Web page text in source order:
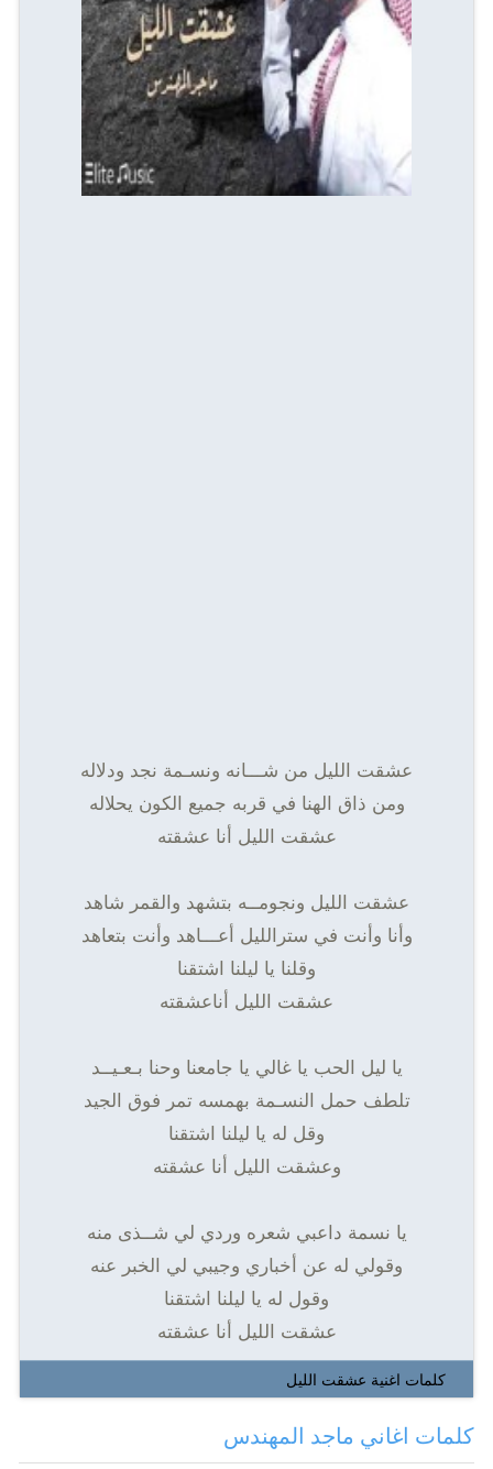
عشقت الليل من شـــانه ونسـمة نجد ودلاله
ومن ذاق الهنا في قربه جميع الكون يحلاله
عشقت الليل أنا عشقته
عشقت الليل ونجومــه بتشهد والقمر شاهد
وأنا وأنت في سترالليل أعـــاهد وأنت بتعاهد
وقلنا يا ليلنا اشتقنا
عشقت الليل أناعشقته
يا ليل الحب يا غالي يا جامعنا وحنا بـعـيــد
تلطف حمل النسـمة بهمسه تمر فوق الجيد
وقل له يا ليلنا اشتقنا
وعشقت الليل أنا عشقته
يا نسمة داعبي شعره وردي لي شــذى منه
وقولي له عن أخباري وجيبي لي الخبر عنه
وقول له يا ليلنا اشتقنا
عشقت الليل أنا عشقته
كلمات اغنية عشقت الليل
كلمات اغاني ماجد المهندس